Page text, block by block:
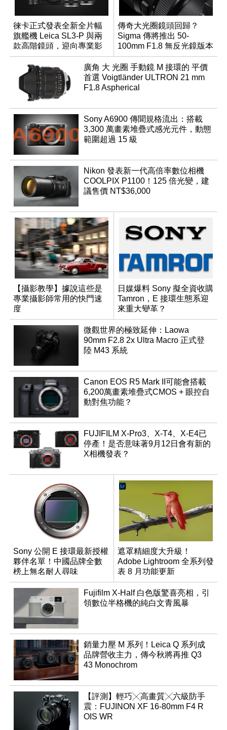
徠卡正式發表全新全片幅
旗艦機 Leica SL3-P 與兩
款高階鏡頭，迎向專業影
音全方位演進
傳奇大光圈鏡頭回歸？
Sigma 傳將推出 50-
100mm F1.8 無反光鏡版本
廣角 大 光圈 手動鏡 M 接環的 平價
首選 Voigtländer ULTRON 21 mm
F1.8 Aspherical
Sony A6900 傳聞規格流出：搭載
3,300 萬畫素堆疊式感光元件，動態
範圍超過 15 級
Nikon 發表新一代高倍率數位相機
COOLPIX P1100！125 倍光變，建
議售價 NT$36,000
【攝影教學】據說這些是
專業攝影師常用的快門速
度
日媒爆料 Sony 擬全資收購
Tamron，E 接環生態系迎
來重大變革？
微觀世界的極致延伸：Laowa
90mm F2.8 2x Ultra Macro 正式登
陸 M43 系統
Canon EOS R5 Mark II可能會搭載
6,200萬畫素堆疊式CMOS + 眼控自
動對焦功能？
FUJIFILM X-Pro3、X-T4、X-E4已
停產！是否意味著9月12日會有新的
X相機發表？
Sony 公開 E 接環最新授權
夥伴名單！中國品牌全數
榜上無名耐人尋味
遮罩精細度大升級！
Adobe Lightroom 全系列發
表 8 月功能更新
Fujifilm X-Half 白色版驚喜亮相，引
領數位半格機的純白文青風暴
銷量力壓 M 系列！Leica Q 系列成
品牌營收主力，傳今秋將再推 Q3
43 Monochrom
【評測】輕巧╳高畫質╳六級防手
震：FUJINON XF 16-80mm F4 R
OIS WR